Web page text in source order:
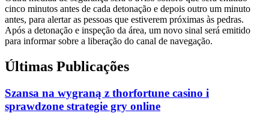
cinco minutos antes de cada detonação e depois outro um minuto
antes, para alertar as pessoas que estiverem próximas às pedras.
Após a detonação e inspeção da área, um novo sinal será emitido
para informar sobre a liberação do canal de navegação.
Últimas Publicações
Szansa na wygraną z thorfortune casino i
sprawdzone strategie gry online